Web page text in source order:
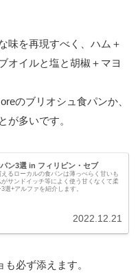
味を再現すべく、ハム＋
オイルと塩と胡椒＋マヨ
のブリオシュ食パンか、
が多いです。
ン3選 in フィリピン・セブ
るローカルの食パンは薄っぺらく甘いも
サンドイッチ等によく使う甘くなくて柔
選+アルファを紹介します。
2022.12.21
必ず添えます。